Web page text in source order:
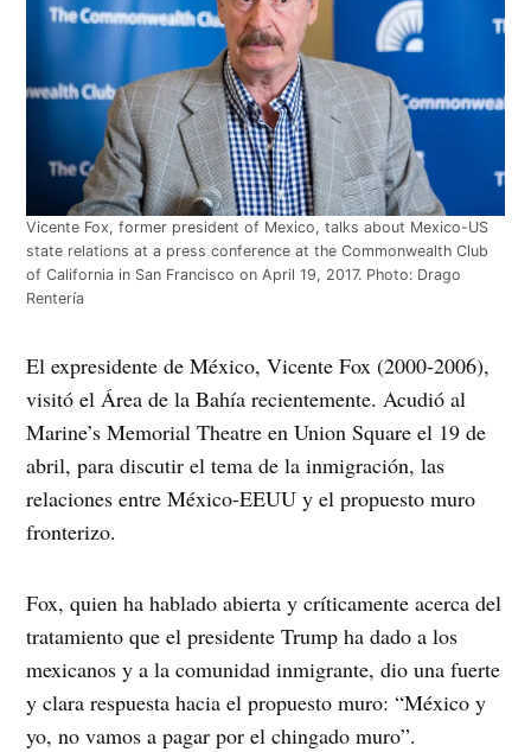
Vicente Fox, former president of Mexico, talks about Mexico-US
state relations at a press conference at the Commonwealth Club
of California in San Francisco on April 19, 2017. Photo: Drago
Rentería
El expresidente de México, Vicente Fox (2000-2006),
visitó el Área de la Bahía recientemente. Acudió al
Marine’s Memorial Theatre en Union Square el 19 de
abril, para discutir el tema de la inmigración, las
relaciones entre México-EEUU y el propuesto muro
fronterizo.
Fox, quien ha hablado abierta y críticamente acerca del
tratamiento que el presidente Trump ha dado a los
mexicanos y a la comunidad inmigrante, dio una fuerte
y clara respuesta hacia el propuesto muro: “México y
yo, no vamos a pagar por el chingado muro”.